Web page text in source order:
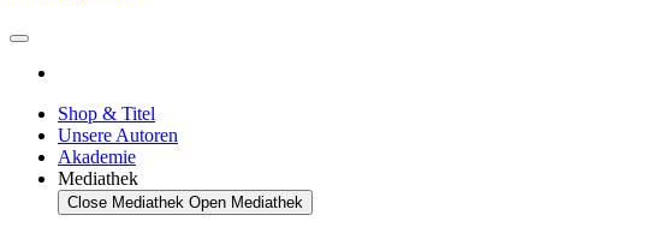
Shop & Titel
Unsere Autoren
Akademie
Mediathek
Close Mediathek Open Mediathek